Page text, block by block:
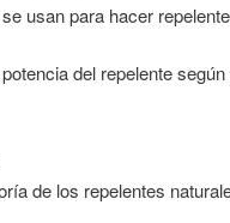
usan para hacer
del repelente según
de los repelentes